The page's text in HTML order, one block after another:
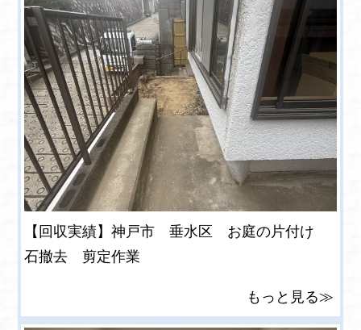
【回収実績】神戸市 垂水区 お庭の片付け
石撤去 剪定作業
もっと見る≫